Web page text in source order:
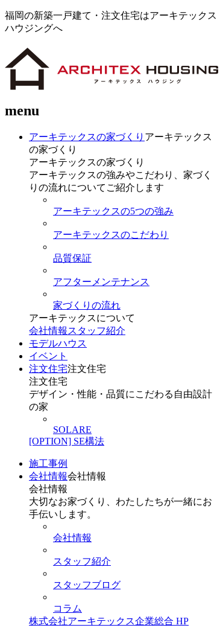
福岡の新築一戸建て・注文住宅はアーキテックス
ハウジングへ
menu
アーキテックスの家づくり アーキテックス
の家づくり
アーキテックスの家づくり
アーキテックスの強みやこだわり、家づく
りの流れについてご紹介します
アーキテックスの5つの強み
アーキテックスのこだわり
品質保証
アフターメンテナンス
家づくりの流れ
アーキテックスについて
会社情報 スタッフ紹介
モデルハウス
イベント
注文住宅注文住宅
注文住宅
デザイン・性能・品質にこだわる自由設計
の家
SOLARE
[OPTION] SE構法
施工事例
会社情報会社情報
会社情報
大切なお家づくり、わたしたちが一緒にお
手伝いします。
会社情報
スタッフ紹介
スタッフブログ
コラム
株式会社アーキテックス企業総合 HP